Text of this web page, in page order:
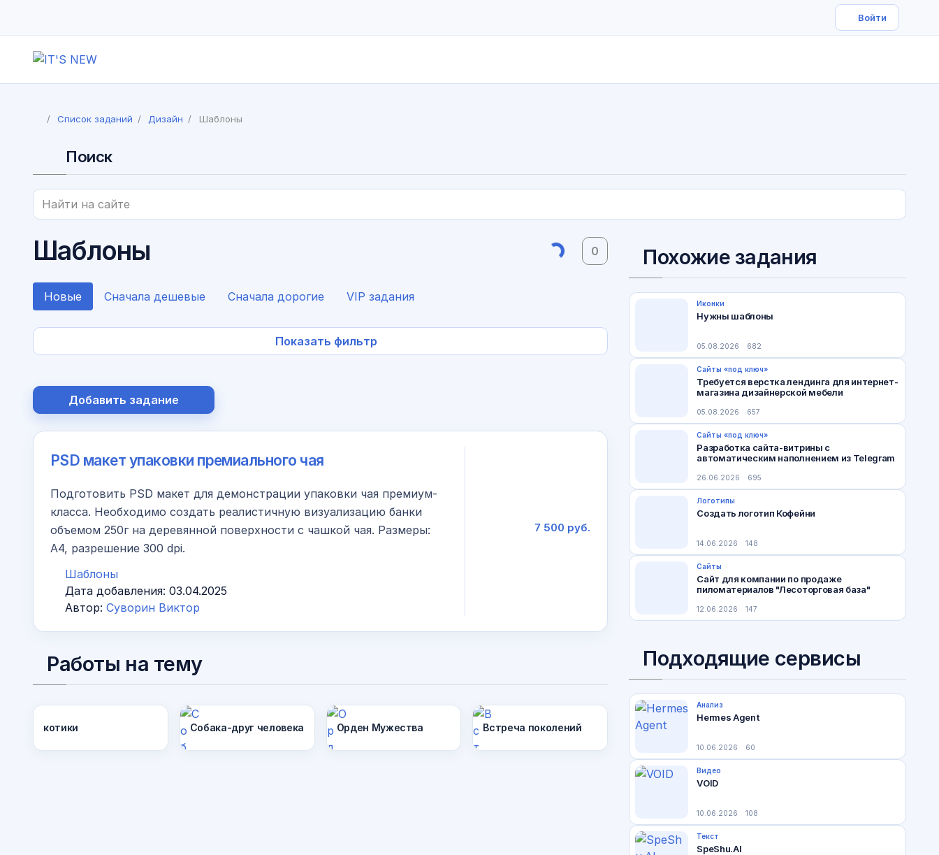
Список заданий Дизайн Шаблоны
Поиск
Шаблоны 0
Новые Сначала дешевые Сначала дорогие VIP задания
Показать фильтр
Добавить задание
PSD макет упаковки премиального чая
Подготовить PSD макет для демонстрации упаковки чая премиум-
класса. Необходимо создать реалистичную визуализацию банки
объемом 250г на деревянной поверхности с чашкой чая. Размеры:
A4, разрешение 300 dpi.
Шаблоны
Дата добавления: 03.04.2025
Автор: Суворин Виктор
7 500 руб.
Работы на тему
котики Собака-друг человека Орден Мужества Встреча поколений
Похожие задания
Иконки
Нужны шаблоны
05.08.2026 682
Сайты «под ключ»
Требуется верстка лендинга для интернет-
магазина дизайнерской мебели
05.08.2026 657
Сайты «под ключ»
Разработка сайта-витрины с
автоматическим наполнением из Telegram
26.06.2026 695
Логотипы
Создать логотип Кофейни
14.06.2026 148
Сайты
Сайт для компании по продаже
пиломатериалов "Лесоторговая база"
12.06.2026 147
Подходящие сервисы
Анализ
Hermes Agent
10.06.2026 60
Видео
VOID
10.06.2026 108
Текст
SpeShu.AI